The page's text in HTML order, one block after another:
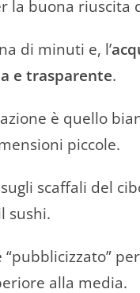
la buona riuscita
di minuti e, l’
e trasparente.
è quello
piccole.
scaffali del
sushi.
alla media.